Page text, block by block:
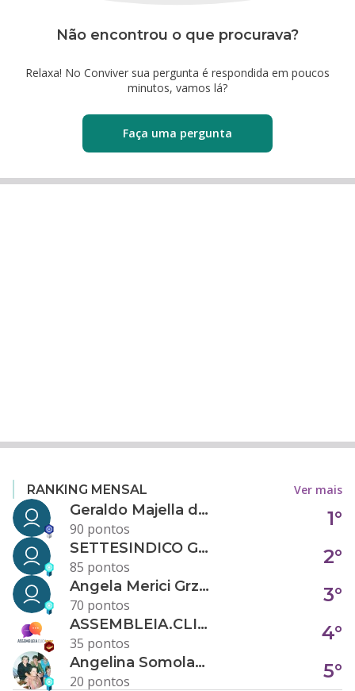
Não encontrou o que procurava?
Relaxa! No Conviver sua pergunta é respondida em poucos
minutos, vamos lá?
Faça uma pergunta
RANKING MENSAL Ver mais
Geraldo Majella da Silva
90 pontos
1°
SETTESINDICO GOVERNANÇA CONDOMINIAL
85 pontos
2°
Angela Merici Grzybowski
70 pontos
3°
ASSEMBLEIA.CLICK
35 pontos
4°
Angelina Somolanji R. Oliveira
20 pontos
5°